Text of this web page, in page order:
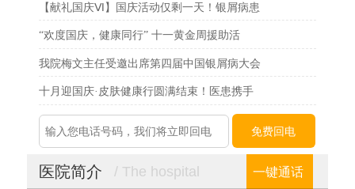
【献礼国庆Ⅵ】国庆活动仅剩一天！银屑病患
“欢度国庆，健康同行” 十一黄金周援助活
我院梅文主任受邀出席第四届中国银屑病大会
十月迎国庆·皮肤健康行圆满结束！医患携手
医院简介 / The hospital 一键通话